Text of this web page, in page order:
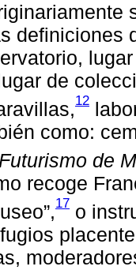
definiciones
de
12
como:
de
recoge
17 o